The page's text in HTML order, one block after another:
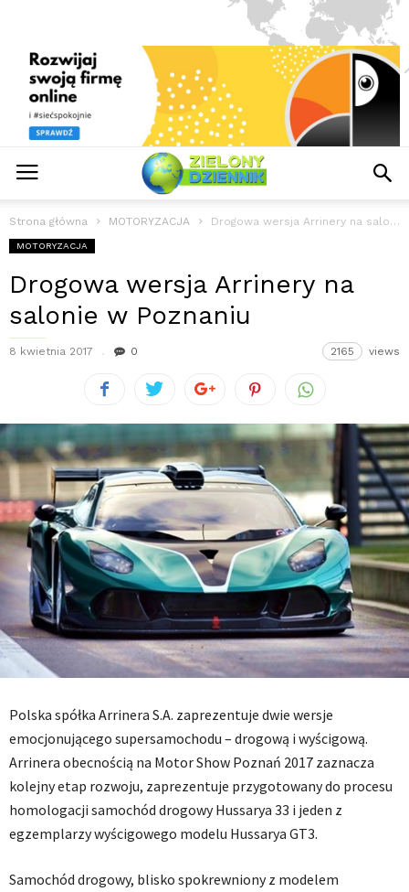
Strona główna MOTORYZACJA Drogowa wersja Arrinery na salonie w Poznaniu
MOTORYZACJA
Drogowa wersja Arrinery na
salonie w Poznaniu
8 kwietnia 2017 0 2165 views
Polska spółka Arrinera S.A. zaprezentuje dwie wersje
emocjonującego supersamochodu – drogową i wyścigową.
Arrinera obecnością na Motor Show Poznań 2017 zaznacza
kolejny etap rozwoju, zaprezentuje przygotowany do procesu
homologacji samochód drogowy Hussarya 33 i jeden z
egzemplarzy wyścigowego modelu Hussarya GT3.
Samochód drogowy, blisko spokrewniony z modelem